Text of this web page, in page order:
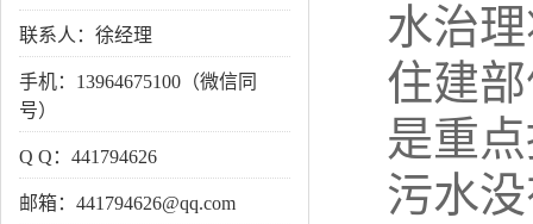
联系人：徐经理
手机：13964675100（微信同
号）
Q Q：441794626
邮箱：441794626@qq.com
水治
住建
是重
污水